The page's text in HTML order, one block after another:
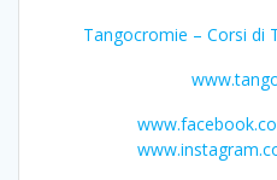
Tangocromie – Corsi di